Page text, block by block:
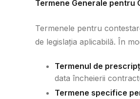
Termene Generale
Termenele pentru
de legislația aplicabilă. În
Termenul de
data încheierii
Termene specifice